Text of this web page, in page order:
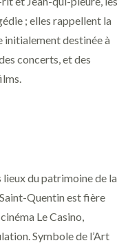
; elles rappellent la
initialement destinée à
concerts, et des
du patrimoine de la
Quentin est fière
Le Casino,
Symbole de l’Art